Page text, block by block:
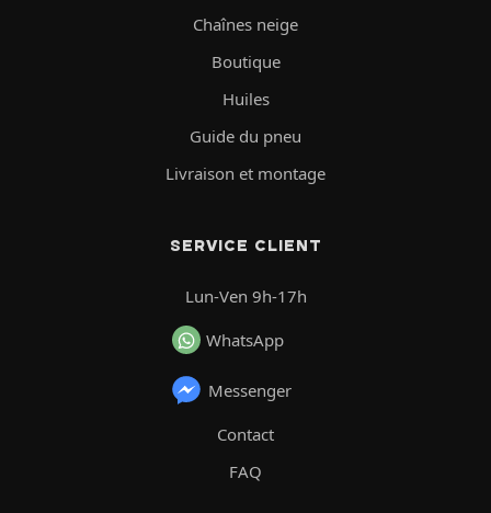
Chaînes neige
Boutique
Huiles
Guide du pneu
Livraison et montage
SERVICE CLIENT
Lun-Ven 9h-17h
WhatsApp
Messenger
Contact
FAQ